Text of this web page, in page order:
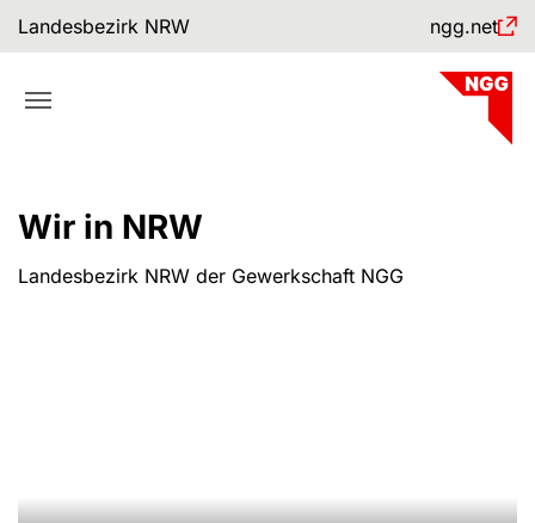
Skip to main navigation
Skip to main content
Skip to page footer
Landesbezirk NRW ngg.net
Wir in NRW
Landesbezirk NRW der Gewerkschaft NGG